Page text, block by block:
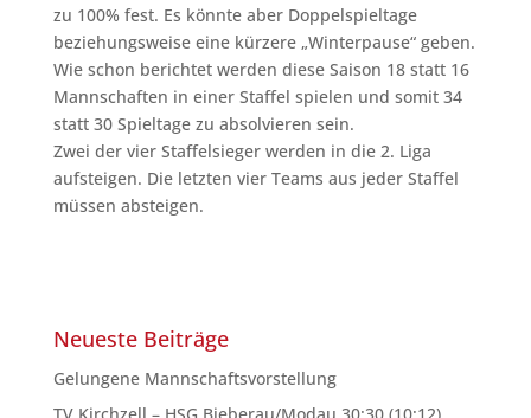
zu 100% fest. Es könnte aber Doppelspieltage
beziehungsweise eine kürzere „Winterpause“ geben.
Wie schon berichtet werden diese Saison 18 statt 16
Mannschaften in einer Staffel spielen und somit 34
statt 30 Spieltage zu absolvieren sein.
Zwei der vier Staffelsieger werden in die 2. Liga
aufsteigen. Die letzten vier Teams aus jeder Staffel
müssen absteigen.
Neueste Beiträge
Gelungene Mannschaftsvorstellung